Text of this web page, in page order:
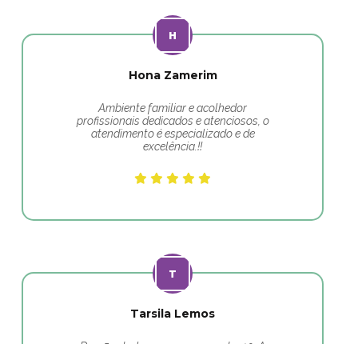
Hona Zamerim
Ambiente familiar e acolhedor
profissionais dedicados e atenciosos, o
atendimento é especializado e de
excelência.!!
Tarsila Lemos